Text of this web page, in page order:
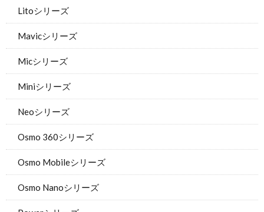
Litoシリーズ
Mavicシリーズ
Micシリーズ
Miniシリーズ
Neoシリーズ
Osmo 360シリーズ
Osmo Mobileシリーズ
Osmo Nanoシリーズ